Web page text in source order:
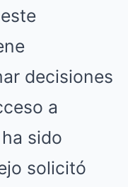
decisiones
a
sido
solicitó